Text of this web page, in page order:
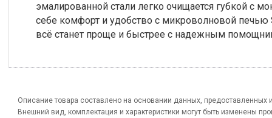
эмалированной стали легко очищается губкой с
себе комфорт и удобство с микроволновой печью
всё станет проще и быстрее с надежным
Описание товара составлено на основании данных, предоставленных
Внешний вид, комплектация и характеристики могут быть изменены